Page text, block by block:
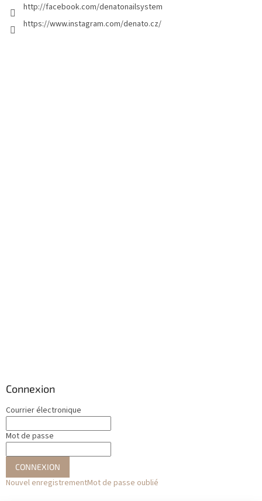
l
i
http://facebook.com/denatonailsystem
https://www.instagram.com/denato.cz/
Connexion
Courrier électronique
Mot de passe
CONNEXION
Nouvel enregistrementMot de passe oublié